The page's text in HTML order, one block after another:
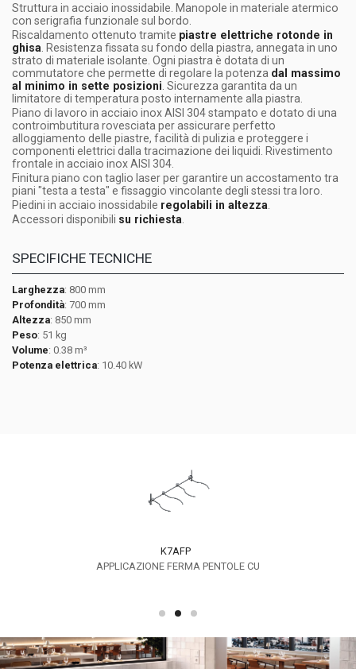
Struttura in acciaio inossidabile. Manopole in materiale atermico
con serigrafia funzionale sul bordo.
Riscaldamento ottenuto tramite piastre elettriche rotonde in
ghisa . Resistenza fissata su fondo della piastra, annegata in uno
strato di materiale isolante. Ogni piastra è dotata di un
commutatore che permette di regolare la potenza dal massimo
al minimo in sette posizioni . Sicurezza garantita da un
limitatore di temperatura posto internamente alla piastra.
Piano di lavoro in acciaio inox AISI 304 stampato e dotato di una
controimbutitura rovesciata per assicurare perfetto
alloggiamento delle piastre, facilità di pulizia e proteggere i
componenti elettrici dalla tracimazione dei liquidi. Rivestimento
frontale in acciaio inox AISI 304.
Finitura piano con taglio laser per garantire un accostamento tra
piani "testa a testa" e fissaggio vincolante degli stessi tra loro.
Piedini in acciaio inossidabile regolabili in altezza
Accessori disponibili su richiesta
SPECIFICHE TECNICHE
Larghezza: 800 mm
Profondità: 700 mm
Altezza: 850 mm
Peso: 51 kg
Volume: 0.38 m³
Potenza elettrica: 10.40 kW
K7AFP
APPLICAZIONE FERMA PENTOLE CU